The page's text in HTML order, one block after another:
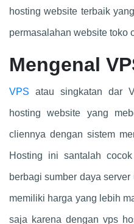
hosting website terbaik
permasalahan website toko
Mengenal
VPS atau singkatan dar
hosting website yang
cliennya dengan sistem
Hosting ini santalah
berbagi sumber daya server
memiliki harga yang lebih
saja karena dengan vps